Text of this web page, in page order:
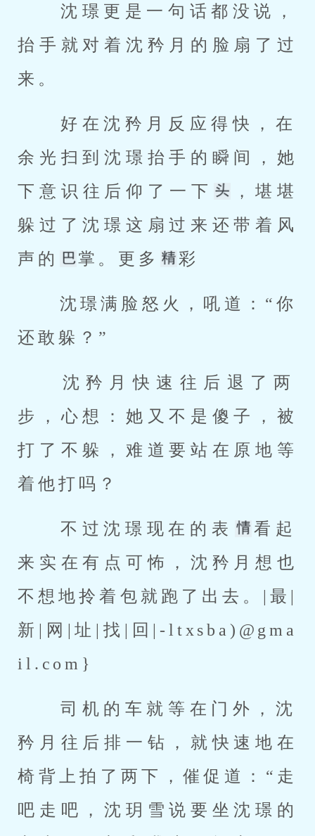
抬手就对着沈矜月的脸扇了过
来。
余光扫到沈璟抬手的瞬间，她
下意识往后仰了一下
，堪堪
躲过了沈璟这扇过来还带着风
声的
掌。更多 彩
还敢躲？”
步，心想：她又不是傻子，被
打了不躲，难道要站在原地等
着他打吗？
不过沈璟现在的表
看起
来实在有点可怖，沈矜月想也
不想地拎着包就跑了出去。|最|
新|网|址|找|回|-ltxsba)@gma
il.com}
矜月往后排一钻，就快速地在
椅背上拍了两下，催促道：“走
吧走吧，沈玥雪说要坐沈璟的